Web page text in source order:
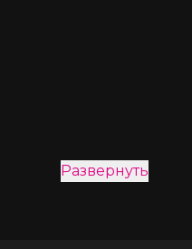
Развернуть